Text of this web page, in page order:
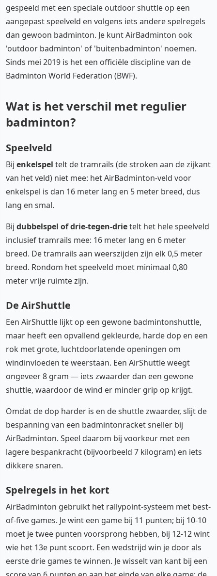
gespeeld met een speciale outdoor shuttle op een
aangepast speelveld en volgens iets andere spelregels
dan gewoon badminton. Je kunt AirBadminton ook
'outdoor badminton' of 'buitenbadminton' noemen.
Sinds mei 2019 is het een officiële discipline van de
Badminton World Federation (BWF).
Wat is het verschil met regulier
badminton?
Speelveld
Bij enkelspel telt de tramrails (de stroken aan de zijkant
van het veld) niet mee: het AirBadminton-veld voor
enkelspel is dan 16 meter lang en 5 meter breed, dus
lang en smal.
Bij dubbelspel of drie-tegen-drietelt het hele speelveld
inclusief tramrails mee: 16 meter lang en 6 meter
breed. De tramrails aan weerszijden zijn elk 0,5 meter
breed. Rondom het speelveld moet minimaal 0,80
meter vrije ruimte zijn.
De AirShuttle
Een AirShuttle lijkt op een gewone badmintonshuttle,
maar heeft een opvallend gekleurde, harde dop en een
rok met grote, luchtdoorlatende openingen om
windinvloeden te weerstaan. Een AirShuttle weegt
ongeveer 8 gram — iets zwaarder dan een gewone
shuttle, waardoor de wind er minder grip op krijgt.
Omdat de dop harder is en de shuttle zwaarder, slijt de
bespanning van een badmintonracket sneller bij
AirBadminton. Speel daarom bij voorkeur met een
lagere bespankracht (bijvoorbeeld 7 kilogram) en iets
dikkere snaren.
Spelregels in het kort
AirBadminton gebruikt het rallypoint-systeem met best-
of-five games. Je wint een game bij 11 punten; bij 10-10
moet je twee punten voorsprong hebben, bij 12-12 wint
wie het 13e punt scoort. Een wedstrijd win je door als
eerste drie games te winnen. Je wisselt van kant bij een